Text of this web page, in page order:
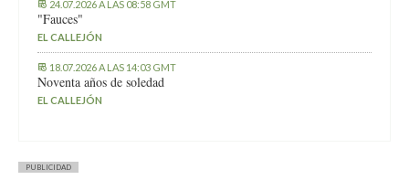
24.07.2026 A LAS 08:58 GMT
"Fauces"
EL CALLEJÓN
18.07.2026 A LAS 14:03 GMT
Noventa años de soledad
EL CALLEJÓN
PUBLICIDAD